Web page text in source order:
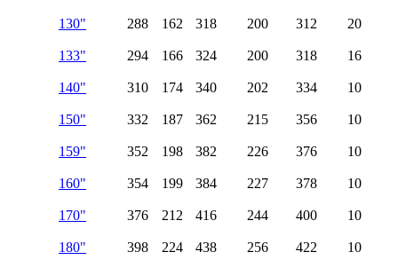
130" 288 162 318 200 312 20
133" 294 166 324 200 318 16
140" 310 174 340 202 334 10
150" 332 187 362 215 356 10
159" 352 198 382 226 376 10
160" 354 199 384 227 378 10
170" 376 212 416 244 400 10
180" 398 224 438 256 422 10